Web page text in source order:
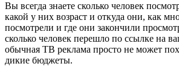
Вы всегда знаете сколько человек
какой у них возраст и откуда они, как
посмотрели и где они закончили
сколько человек перешло по ссылке на
обычная ТВ реклама просто не может
дикие бюджеты.